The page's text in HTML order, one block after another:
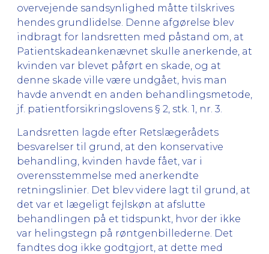
overvejende sandsynlighed måtte tilskrives
hendes grundlidelse. Denne afgørelse blev
indbragt for landsretten med påstand om, at
Patientskadeankenævnet skulle anerkende, at
kvinden var blevet påført en skade, og at
denne skade ville være undgået, hvis man
havde anvendt en anden behandlingsmetode,
jf. patientforsikringslovens § 2, stk. 1, nr. 3.
Landsretten lagde efter Retslægerådets
besvarelser til grund, at den konservative
behandling, kvinden havde fået, var i
overensstemmelse med anerkendte
retningslinier. Det blev videre lagt til grund, at
det var et lægeligt fejlskøn at afslutte
behandlingen på et tidspunkt, hvor der ikke
var helingstegn på røntgenbillederne. Det
fandtes dog ikke godtgjort, at dette med